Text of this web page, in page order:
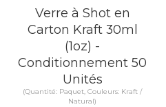
Verre à Shot en
Carton Kraft 30ml
(1oz) -
Conditionnement 50
Unités
(Quantité: Paquet, Couleurs: Kraft /
Natural)